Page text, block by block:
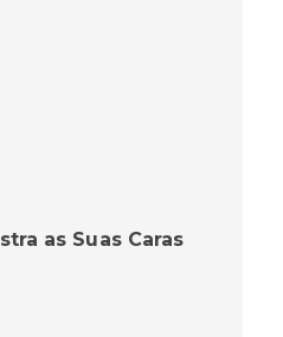
as Suas Caras